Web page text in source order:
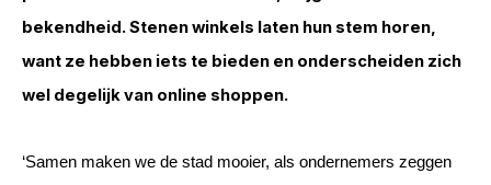
bekendheid. Stenen winkels laten hun stem horen,
want ze hebben iets te bieden en onderscheiden zich
wel degelijk van online shoppen.
‘Samen maken we de stad mooier, als ondernemers zeggen